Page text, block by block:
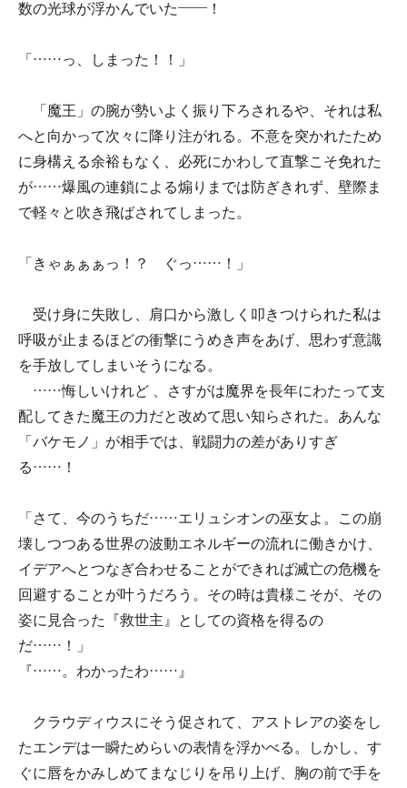
数の光球が浮かんでいた――！
「……っ、しまった！！」
「魔王」の腕が勢いよく振り下ろされるや、それは私
へと向かって次々に降り注がれる。不意を突かれたため
に身構える余裕もなく、必死にかわして直撃こそ免れた
が……爆風の連鎖による煽りまでは防ぎきれず、壁際ま
で軽々と吹き飛ばされてしまった。
「きゃぁぁぁっ！？ ぐっ……！」
受け身に失敗し、肩口から激しく叩きつけられた私は
呼吸が止まるほどの衝撃にうめき声をあげ、思わず意識
を手放してしまいそうになる。
……悔しいけれど 、さすがは魔界を長年にわたって支
配してきた魔王の力だと改めて思い知らされた。あんな
「バケモノ」が相手では、戦闘力の差がありすぎ
る……！
「さて、今のうちだ……エリュシオンの巫女よ。この崩
壊しつつある世界の波動エネルギーの流れに働きかけ、
イデアへとつなぎ合わせることができれば滅亡の危機を
回避することが叶うだろう。その時は貴様こそが、その
姿に見合った『救世主』としての資格を得るの
だ……！」
『……。わかったわ……』
クラウディウスにそう促されて、アストレアの姿をし
たエンデは一瞬ためらいの表情を浮かべる。しかし、す
ぐに唇をかみしめてまなじりを吊り上げ、胸の前で手を